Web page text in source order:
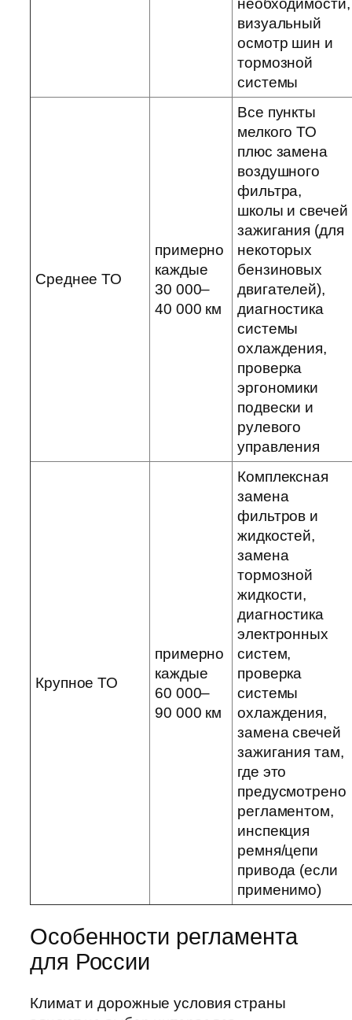
необходимости,
визуальный
осмотр шин и
тормозной
системы
Среднее ТО
примерно
каждые
30 000–
40 000 км
Все пункты
мелкого ТО
плюс замена
воздушного
фильтра,
школы и свечей
зажигания (для
некоторых
бензиновых
двигателей),
диагностика
системы
охлаждения,
проверка
эргономики
подвески и
рулевого
управления
Крупное ТО
примерно
каждые
60 000–
90 000 км
Комплексная
замена
фильтров и
жидкостей,
замена
тормозной
жидкости,
диагностика
электронных
систем,
проверка
системы
охлаждения,
замена свечей
зажигания там,
где это
предусмотрено
регламентом,
инспекция
ремня/цепи
привода (если
применимо)
Особенности регламента
для России
Климат и дорожные условия страны